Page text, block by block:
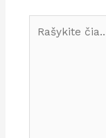
čia...